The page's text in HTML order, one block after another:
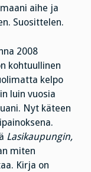
aihe ja
Suosittelen.
2008
kohtuullinen
kelpo
luin vuosia
Nyt käteen
Lasikaupungin,
miten
Kirja on